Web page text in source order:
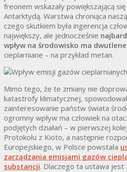
freonem wskazały powiększającą
Antarktydą. Warstwa chroniąca
czego skutkiem była ingerencja
największy, ale jednocześnie
wpływ na środowisko ma
cieplarniane – na przykład metan.
Mimo tego, że te zmiany nie
katastrofy klimatycznej,
zainteresowanie państw świata
ogromny wpływ ma człowiek na
podjętych działań – w pierwszej
Protokołu z Kioto, a następnie
Europejskiego, w Polsce powstała
zarządzania emisjami gazów
substancji. Dlaczego ta ustawa jest